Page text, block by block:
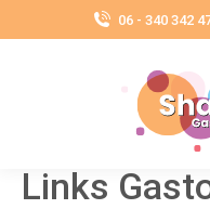
06 - 340 342
Links